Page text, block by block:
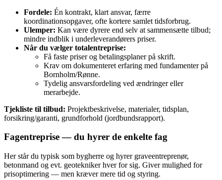
Fordele: Én kontrakt, klart ansvar, færre
koordinationsopgaver, ofte kortere samlet tidsforbrug.
Ulemper: Kan være dyrere end selv at sammensætte tilbud;
mindre indblik i underleverandørers priser.
Når du vælger totalentreprise:
Få faste priser og betalingsplaner på skrift.
Krav om dokumenteret erfaring med fundamenter på
Bornholm/Rønne.
Tydelig ansvarsfordeling ved ændringer eller
merarbejde.
Tjekliste til tilbud: Projektbeskrivelse, materialer, tidsplan,
forsikring/garanti, grundforhold (jordbundsrapport).
Fagentreprise — du hyrer de enkelte fag
Her står du typisk som bygherre og hyrer graveentreprenør,
betonmand og evt. geotekniker hver for sig. Giver mulighed for
prisoptimering — men kræver mere tid og styring.